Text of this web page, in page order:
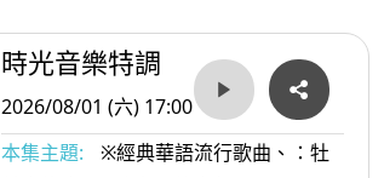
時光音樂特調
2026/08/01 (六) 17:00
本集主題:
※經典華語流行歌曲、：牡